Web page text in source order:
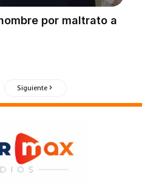
por maltrato a
Siguiente